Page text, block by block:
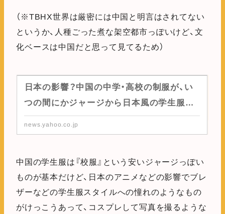
（※TBHX世界は厳密には中国と明言はされてない
というか、人種ごった煮な架空都市っぽいけど、文
化ベースは中国だと思って見てるため）
日本の影響？中国の中学・高校の制服が、い
つの間にかジャージから日本風の学生服に
変化しつつある！？（中島恵） - エキスパート
- Yahoo!ニュース
news.yahoo.co.jp
中国の学生服は『校服』という安いジャージっぽい
ものが基本だけど、日本のアニメなどの影響でブレ
ザーなどの学生服スタイルへの憧れのようなもの
がけっこうあって、コスプレして写真を撮るような